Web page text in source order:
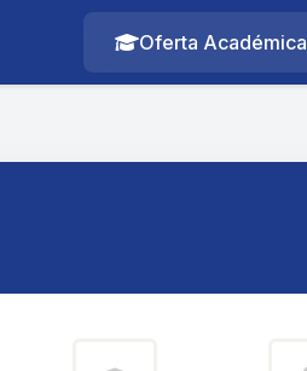
Oferta Académica